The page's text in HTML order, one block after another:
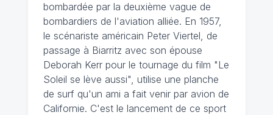
bombardée par la deuxième vague de
bombardiers de l'aviation alliée. En 1957,
le scénariste américain Peter Viertel, de
passage à Biarritz avec son épouse
Deborah Kerr pour le tournage du film "Le
Soleil se lève aussi", utilise une planche
de surf qu'un ami a fait venir par avion de
Californie. C'est le lancement de ce sport